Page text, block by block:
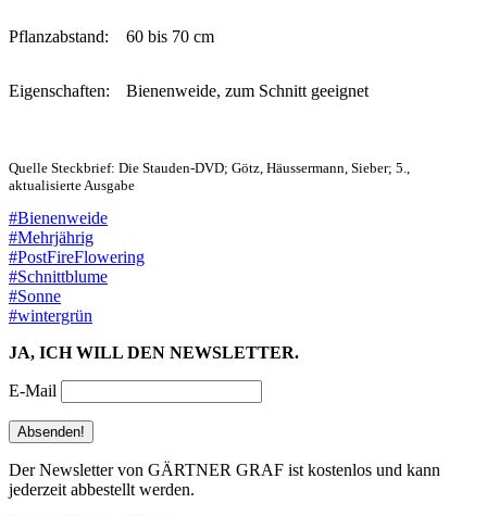
Pflanzabstand: 60 bis 70 cm
Eigenschaften: Bienenweide, zum Schnitt geeignet
Quelle Steckbrief: Die Stauden-DVD; Götz, Häussermann, Sieber; 5.,
aktualisierte Ausgabe
#Bienenweide
#Mehrjährig
#PostFireFlowering
#Schnittblume
#Sonne
#wintergrün
JA, ICH WILL DEN NEWSLETTER.
E-Mail
Der Newsletter von GÄRTNER GRAF ist kostenlos und kann
jederzeit abbestellt werden.